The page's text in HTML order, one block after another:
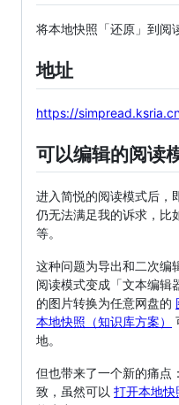
将本地快照「还原」到阅
地址
https://
可以编辑的阅读
进入简悦的阅读模式后，
仍无法满足我的诉求，比
等。
这种问题为导出和二次编
阅读模式变成「文本编辑
的图片转换为任意网盘的
本地快照（知识库方案）
地。
但也带来了一个新的痛点
致，虽然可以 打开本地快